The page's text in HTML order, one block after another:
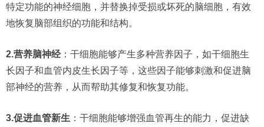
特定功能的神经细胞，并替换掉受损或坏死的脑细胞，有效
地恢复脑部组织的功能和结构。
​2.营养脑神经​​：干细胞能够产生多种营养因子，如干细胞生
长因子和血管内皮生长因子等，这些因子能够刺激和促进脑
部神经的营养，从而帮助其修复和恢复功能。
​3.促进血管新生​ ​：干细胞能够增强血管再生的能力，促进缺